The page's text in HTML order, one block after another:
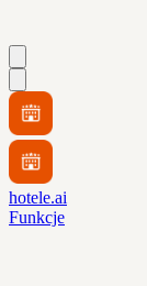
hotele.ai
Funkcje